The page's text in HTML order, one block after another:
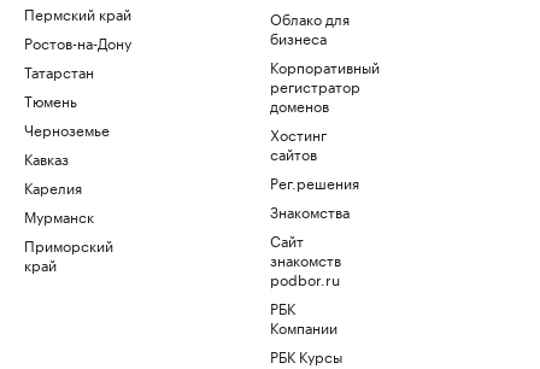
Пермский край
Ростов-на-Дону
Татарстан
Тюмень
Черноземье
Кавказ
Карелия
Мурманск
Приморский
край
Облако для
бизнеса
Корпоративный
регистратор
доменов
Хостинг
сайтов
Рег.решения
Знакомства
Сайт
знакомств
podbor.ru
РБК
Компании
РБК Курсы